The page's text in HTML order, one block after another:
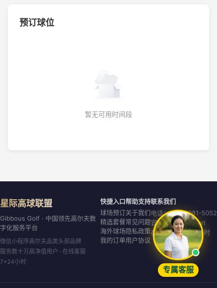
预订球位
暂无可用时间段
星际高球联盟
Gibbous Golf · 中国领先高尔夫数
字化服务平台
微信小程序高尔夫品类头部品牌
服务数十万高净值用户 · 在线客服
7×24小时
快捷入口
球场预订
精选套餐
海外球场
我的订单
帮助支持
关于我们
常见问题
隐私政策
用户协议
联系我们
电话：020-8981-5052
官网：gibbous.net
在线客服：7×24小时
专属客服